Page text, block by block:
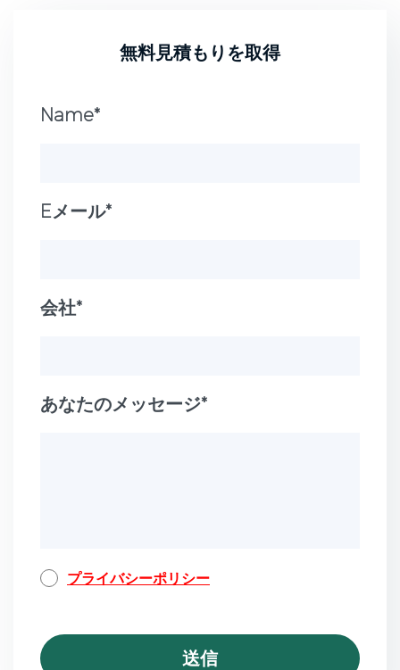
無料見積もりを取得
Name*
Eメール*
会社*
あなたのメッセージ*
プライバシーポリシー